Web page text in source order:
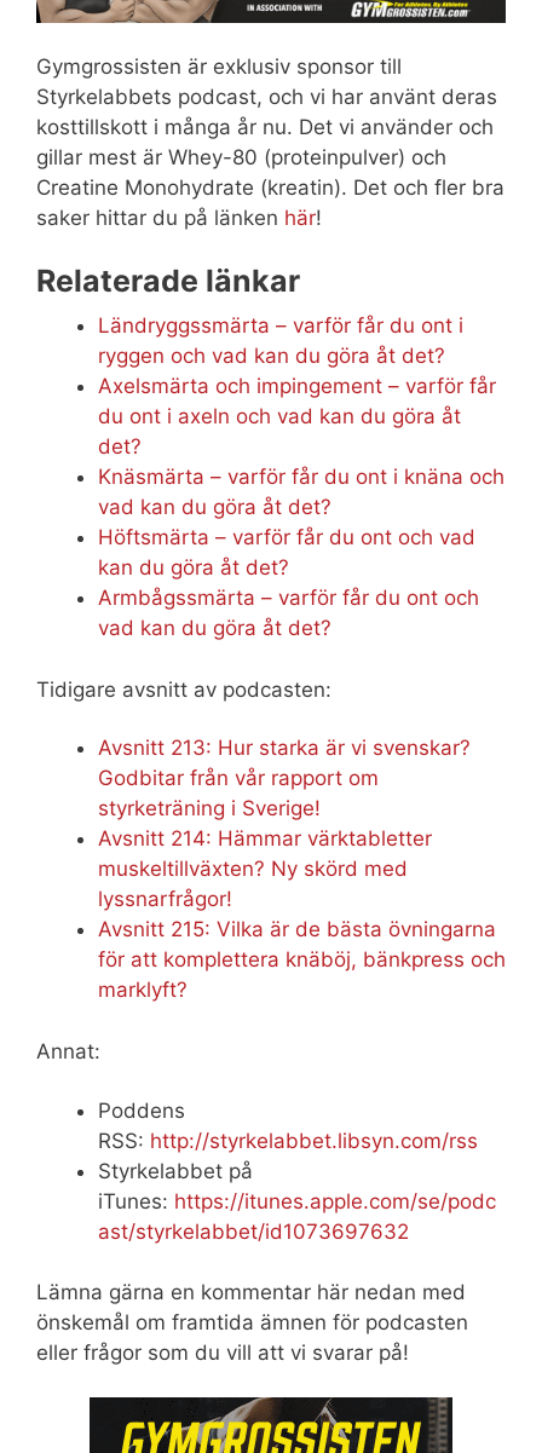
Gymgrossisten är exklusiv sponsor till
Styrkelabbets podcast, och vi har använt deras
kosttillskott i många år nu. Det vi använder och
gillar mest är Whey-80 (proteinpulver) och
Creatine Monohydrate (kreatin). Det och fler bra
saker hittar du på länken här!
Relaterade länkar
Ländryggssmärta – varför får du ont i
ryggen och vad kan du göra åt det?
Axelsmärta och impingement – varför får
du ont i axeln och vad kan du göra åt
det?
Knäsmärta – varför får du ont i knäna och
vad kan du göra åt det?
Höftsmärta – varför får du ont och vad
kan du göra åt det?
Armbågssmärta – varför får du ont och
vad kan du göra åt det?
Tidigare avsnitt av podcasten:
Avsnitt 213: Hur starka är vi svenskar?
Godbitar från vår rapport om
styrketräning i Sverige!
Avsnitt 214: Hämmar värktabletter
muskeltillväxten? Ny skörd med
lyssnarfrågor!
Avsnitt 215: Vilka är de bästa övningarna
för att komplettera knäböj, bänkpress och
marklyft?
Annat:
Poddens
RSS: http://styrkelabbet.libsyn.com/rss
Styrkelabbet på
iTunes: https://itunes.apple.com/se/podc
ast/styrkelabbet/id1073697632
Lämna gärna en kommentar här nedan med
önskemål om framtida ämnen för podcasten
eller frågor som du vill att vi svarar på!